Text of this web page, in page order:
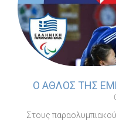
Ο ΑΘΛΟΣ ΤΗΣ
Στους